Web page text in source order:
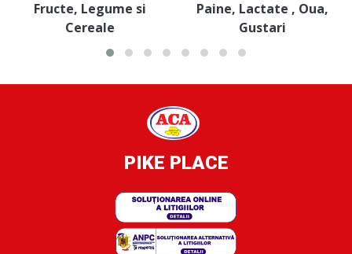
Fructe, Legume si
Cereale
Paine, Lactate , Oua,
Gustari
PIKE PLACE